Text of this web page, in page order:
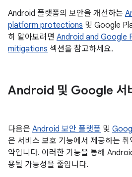
Android 플랫폼의 보안을 개선하는
platform protections 및 Google
히 알아보려면 Android and Google
mitigations 섹션을 참고하세요.
Android 및 Google 서
다음은 Android 보안 플랫폼 및
은 서비스 보호 기능에서 제공하는
약입니다. 이러한 기능을 통해
용될 가능성을 줄입니다.